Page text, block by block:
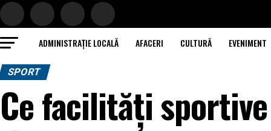
ADMINISTRAȚIE LOCALĂ AFACERI CULTURĂ EVENIMENT
SPORT
Ce facilități